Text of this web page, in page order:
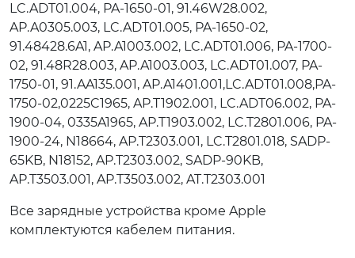
LC.ADT01.004, PA-1650-01, 91.46W28.002,
AP.A0305.003, LC.ADT01.005, PA-1650-02,
91.48428.6A1, AP.A1003.002, LC.ADT01.006, PA-1700-
02, 91.48R28.003, AP.A1003.003, LC.ADT01.007, PA-
1750-01, 91.AA135.001, AP.A1401.001,LC.ADT01.008,PA-
1750-02,0225C1965, AP.T1902.001, LC.ADT06.002, PA-
1900-04, 0335A1965, AP.T1903.002, LC.T2801.006, PA-
1900-24, N18664, AP.T2303.001, LC.T2801.018, SADP-
65KB, N18152, AP.T2303.002, SADP-90KB,
AP.T3503.001, AP.T3503.002, AT.T2303.001
Все зарядные устройства кроме Apple
комплектуются кабелем питания.